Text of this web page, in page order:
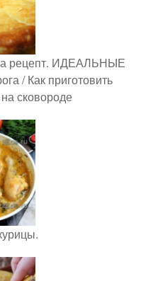
рецепт. ИДЕАЛЬНЫЕ
/ Как приготовить
сковороде